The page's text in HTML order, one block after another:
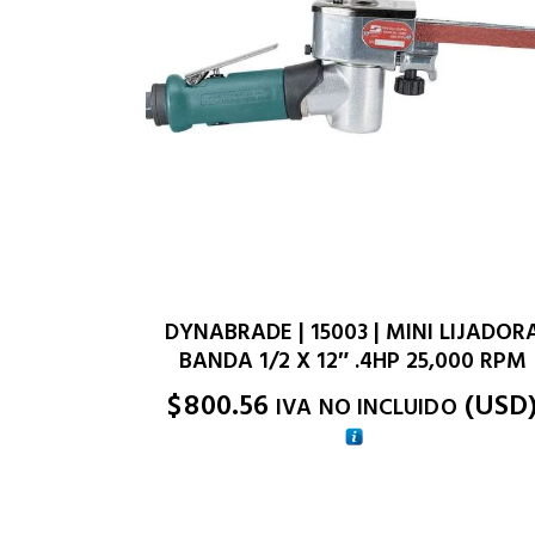
DYNABRADE | 15003 | MINI
BANDA 1/2 X 12″ .4HP 25,000 RPM
$800.56 IVA NO INCLUIDO (USD